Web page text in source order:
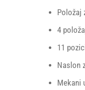
Položaj
4
11
Naslon
Mekani